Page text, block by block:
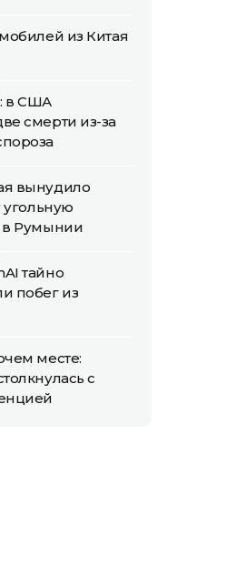
из Китая
в США
смерти из-за
вынудило
угольную
в Румынии
тайно
побег из
месте:
с